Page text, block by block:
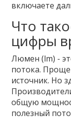
включаете
Что
цифры
Люмен (lm) -
потока. Проще
источник. Но
общую
полезный